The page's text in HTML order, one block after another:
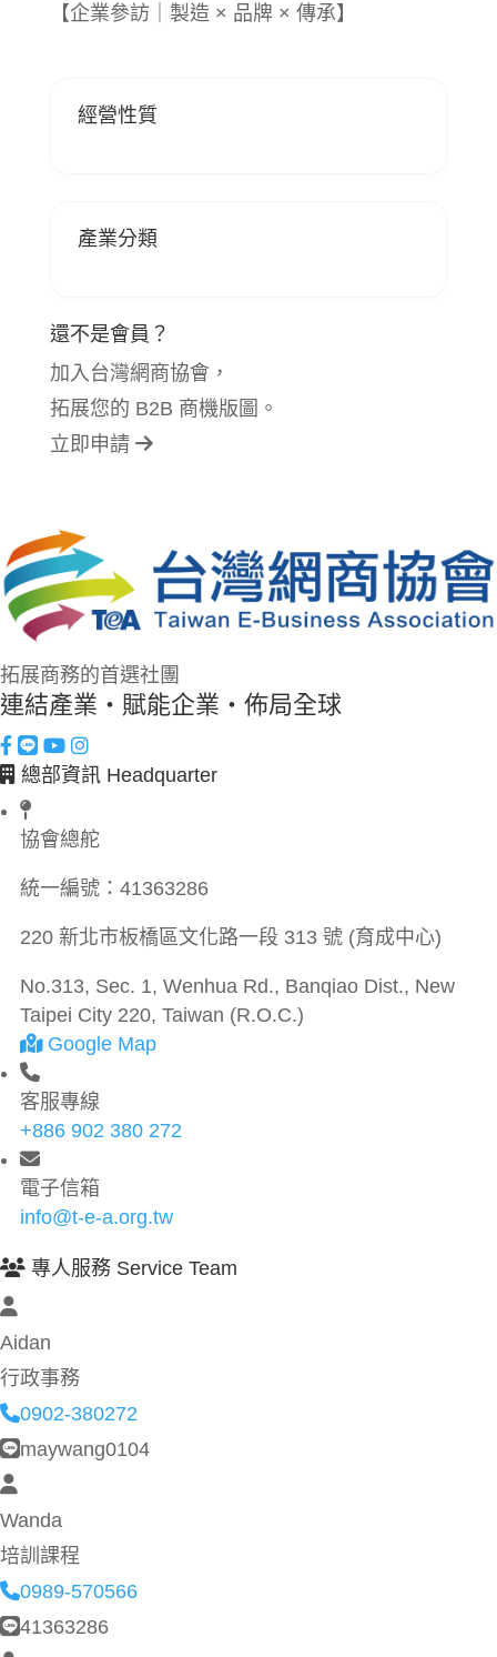
【企業參訪｜製造 × 品牌 × 傳承】
經營性質
產業分類
還不是會員？
加入台灣網商協會，
拓展您的 B2B 商機版圖。
立即申請
拓展商務的首選社團
連結產業・賦能企業・佈局全球
總部資訊 Headquarter
協會總舵
統一編號： 41363286
220 新北市板橋區文化路一段 313 號 (育成中心)
No.313, Sec. 1, Wenhua Rd., Banqiao Dist., New
Taipei City 220, Taiwan (R.O.C.)
Google Map
客服專線
+886 902 380 272
電子信箱
info@t-e-a.org.tw
專人服務 Service Team
Aidan
行政事務
0902-380272
maywang0104
Wanda
培訓課程
0989-570566
41363286